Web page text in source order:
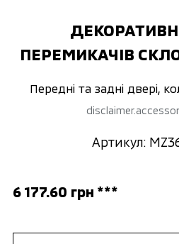
ПЕРЕМИКАЧІВ
Передні та задні двері,
Артикул:
6 177.60 грн ***